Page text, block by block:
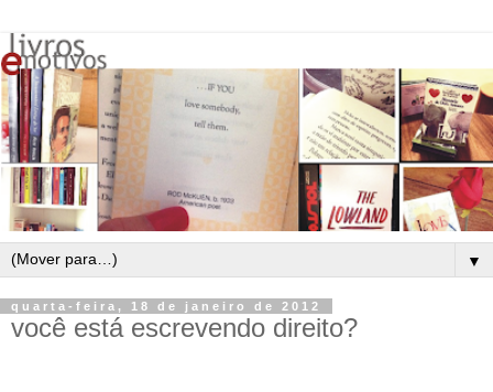
▼
quarta-feira, 18 de janeiro de 2012
você está escrevendo direito?